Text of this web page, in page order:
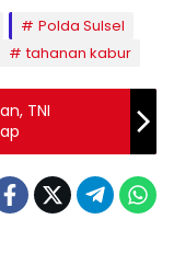
Polda Sulsel
tahanan kabur
TNI